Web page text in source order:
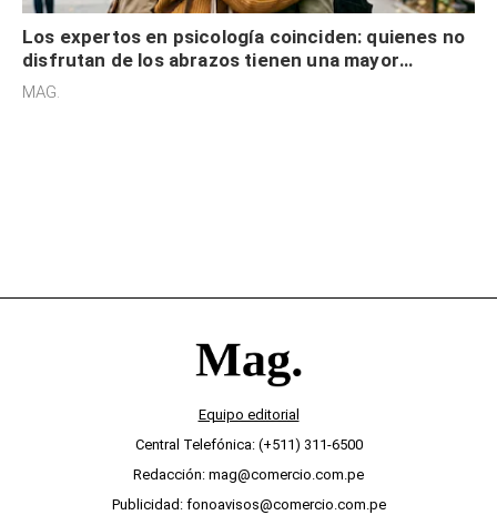
Los expertos en psicología coinciden: quienes no
disfrutan de los abrazos tienen una mayor
sensibilidad a los estímulos físicos y no es por
MAG.
Equipo editorial
Central Telefónica: (+511) 311-6500
Redacción: mag@comercio.com.pe
Publicidad: fonoavisos@comercio.com.pe